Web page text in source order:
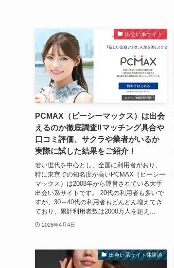
出会い系サイト
PCMAX（ピーシーマックス）は出会
えるのか徹底調査‼マッチング具合や
口コミ評価、サクラや業者がいるか
実際に試した結果をご紹介！
若い世代を中心とし、全国に利用者がおり、
特に東京での知名度が高いPCMAX（ピーシー
マックス）は2008年から運営されている大手
出会い系サイトです。 20代の利用者も多いで
すが、30～40代の利用者もどんどん増えてき
ており、累計利用者数は2000万人を超え...
2026年4月4日
出会い系サイト体験談